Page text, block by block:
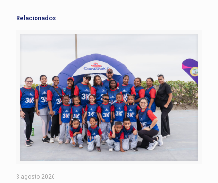
Relacionados
3 agosto 2026